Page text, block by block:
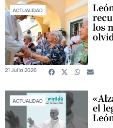
ACTUALIDAD
los
21 Julio 2026
ACTUALIDAD
el